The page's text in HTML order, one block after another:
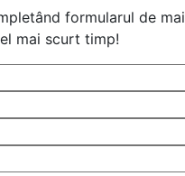
formularul de mai
mai scurt timp!